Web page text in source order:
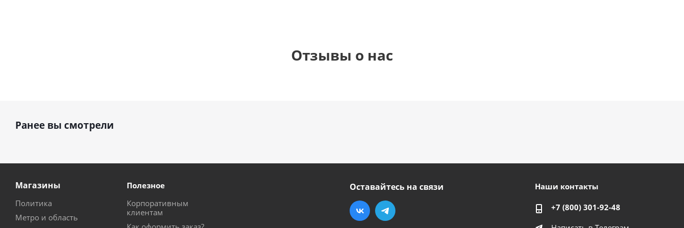
Отзывы о нас
Ранее вы смотрели
Магазины
Политика
Метро и область
Полезное
Корпоративным
клиентам
Оставайтесь на связи Наши контакты
+7 (800) 301-92-48